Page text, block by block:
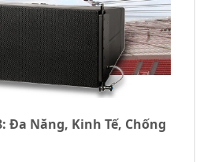
Đa Năng, Kinh Tế, Chống